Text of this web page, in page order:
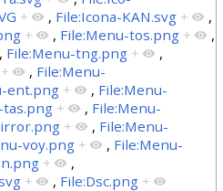
+ , File:Icona-KAN.svg +
,
+ , File:Menu-tos.png +
,
, File:Menu-tng.png +
,
+ , File:Menu-
ent.png + , File:Menu-
tas.png + , File:Menu-
+ , File:Menu-
voy.png + , File:Menu-
+
,
+ , File:Dsc.png +